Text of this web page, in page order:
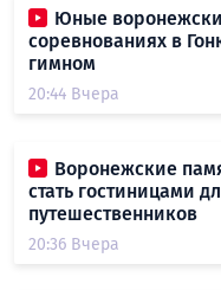
Юные
соревнованиях в
гимном
20:44 Вчера
Воронежские
стать гостиницами
путешественников
20:36 Вчера